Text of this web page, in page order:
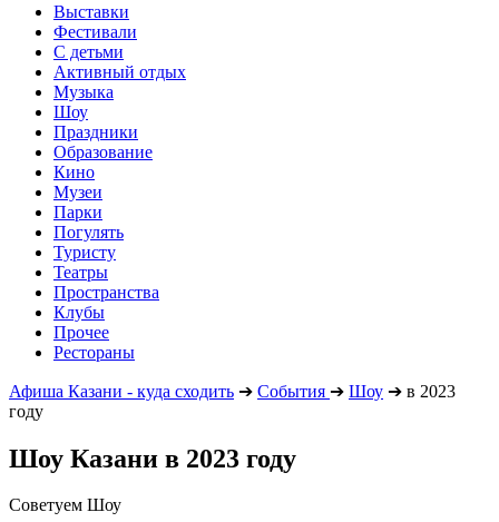
Выставки
Фестивали
С детьми
Активный отдых
Музыка
Шоу
Праздники
Образование
Кино
Музеи
Парки
Погулять
Туристу
Театры
Пространства
Клубы
Прочее
Рестораны
Афиша Казани - куда сходить ➔ События ➔ Шоу ➔ в 2023
году
Шоу Казани в 2023 году
Советуем Шоу